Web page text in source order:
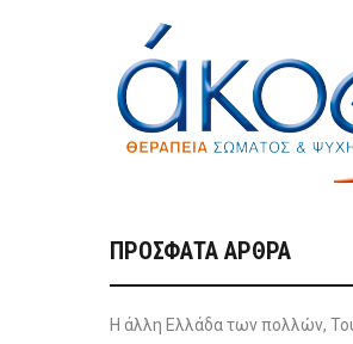
ΠΡΌΣΦΑΤΑ ΆΡΘΡΑ
Η άλλη Ελλάδα των πολλών,